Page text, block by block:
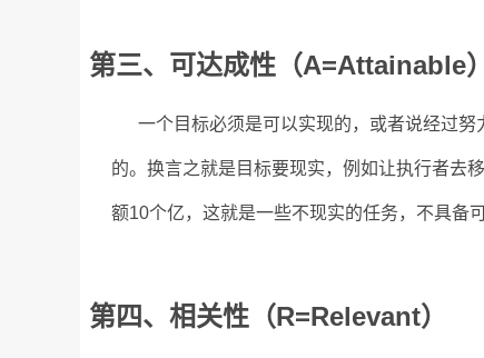
第三、可达成性（A=Attainable）
一个目标必须是可以实现的，或者说经过努
的。换言之就是目标要现实，例如让执行者去
额10个亿，这就是一些不现实的任务，不具备
第四、相关性（R=Relevant）